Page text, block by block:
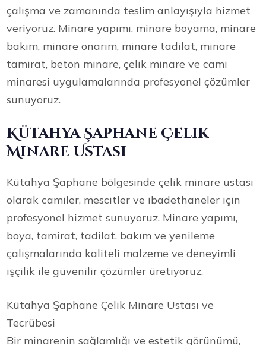
çalışma ve zamanında teslim anlayışıyla hizmet
veriyoruz. Minare yapımı, minare boyama, minare
bakım, minare onarım, minare tadilat, minare
tamirat, beton minare, çelik minare ve cami
minaresi uygulamalarında profesyonel çözümler
sunuyoruz.
Kütahya Şaphane Çelik
Minare Ustası
Kütahya Şaphane bölgesinde çelik minare ustası
olarak camiler, mescitler ve ibadethaneler için
profesyonel hizmet sunuyoruz. Minare yapımı,
boya, tamirat, tadilat, bakım ve yenileme
çalışmalarında kaliteli malzeme ve deneyimli
işçilik ile güvenilir çözümler üretiyoruz.
Kütahya Şaphane Çelik Minare Ustası ve
Tecrübesi
Bir minarenin sağlamlığı ve estetik görünümü,